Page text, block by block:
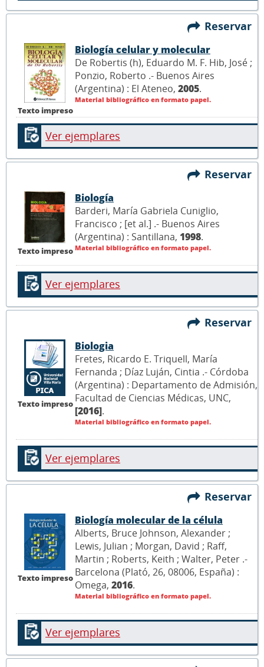
Reservar
Texto impreso
Biología celular y molecular
De Robertis (h), Eduardo M. F. Hib, José ;
Ponzio, Roberto .- Buenos Aires
(Argentina) : El Ateneo, 2005.
Material bibliográfico en formato papel.
Ver ejemplares
Reservar
Texto impreso
Biología
Barderi, María Gabriela Cuniglio,
Francisco ; [et al.] .- Buenos Aires
(Argentina) : Santillana, 1998.
Material bibliográfico en formato papel.
Ver ejemplares
Reservar
Texto impreso
Biologia
Fretes, Ricardo E. Triquell, María
Fernanda ; Díaz Luján, Cintia .- Córdoba
(Argentina) : Departamento de Admisión,
Facultad de Ciencias Médicas, UNC,
[2016].
Material bibliográfico en formato papel.
Ver ejemplares
Reservar
Texto impreso
Biología molecular de la célula
Alberts, Bruce Johnson, Alexander ;
Lewis, Julian ; Morgan, David ; Raff,
Martin ; Roberts, Keith ; Walter, Peter .-
Barcelona (Plató, 26, 08006, España) :
Omega, 2016.
Material bibliográfico en formato papel.
Ver ejemplares